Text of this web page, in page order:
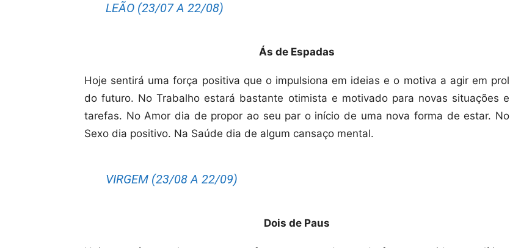
LEÃO (23/07 A 22/08)
Ás de Espadas
Hoje sentirá uma força positiva que o impulsiona em ideias e o motiva a agir em prol
do futuro. No Trabalho estará bastante otimista e motivado para novas situações e
tarefas. No Amor dia de propor ao seu par o início de uma nova forma de estar. No
Sexo dia positivo. Na Saúde dia de algum cansaço mental.
VIRGEM (23/08 A 22/09)
Dois de Paus